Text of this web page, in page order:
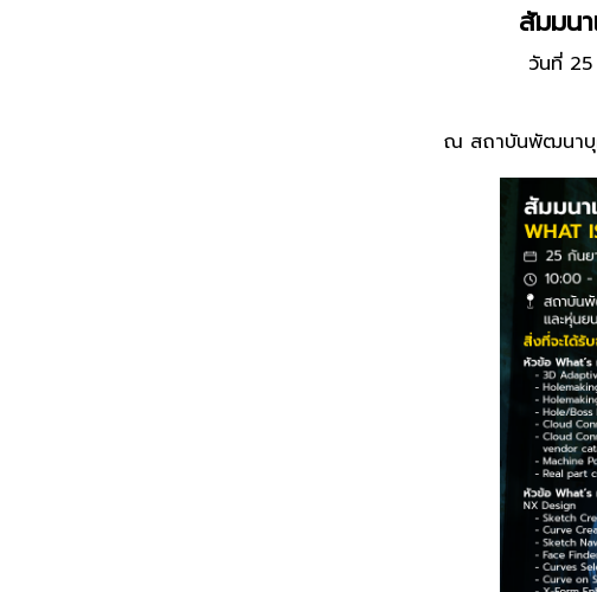
สัมมน
วันที่
ณ สถาบันพัฒนาบุค